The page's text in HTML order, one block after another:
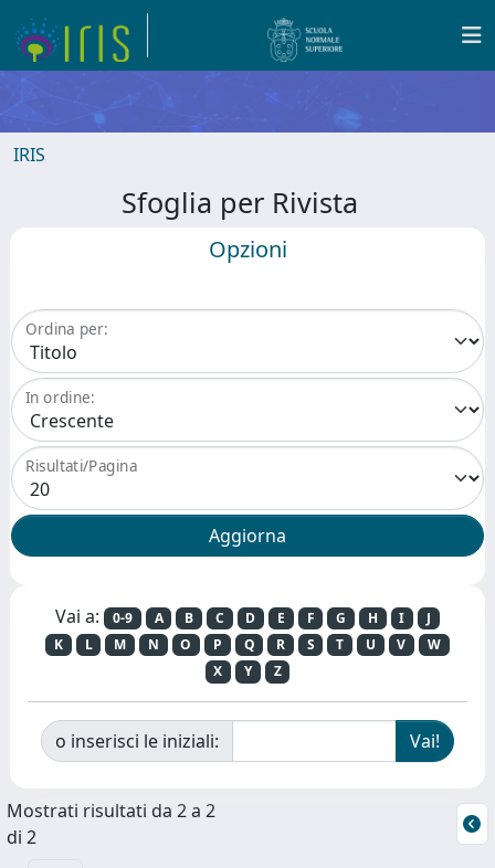
IRIS
Sfoglia per Rivista
Opzioni
Ordina per:
In ordine:
Risultati/Pagina
Vai a: 0-9 A B C D E F G H I
J
K
L M N O P Q R S T U V
W
X
Y Z
o inserisci le iniziali:
Mostrati risultati da 2 a 2
di 2